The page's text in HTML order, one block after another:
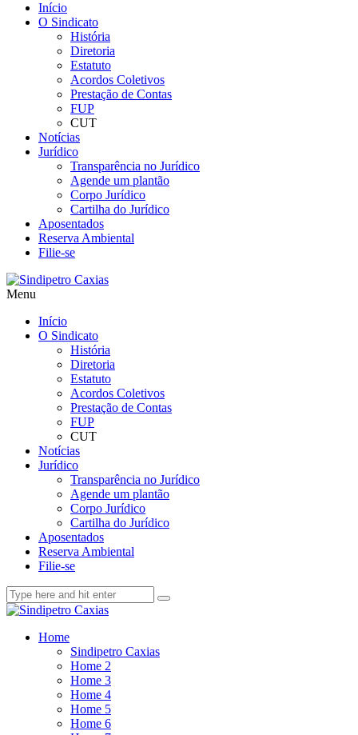
Início
O Sindicato
História
Diretoria
Estatuto
Acordos Coletivos
Prestação de Contas
FUP
CUT
Notícias
Jurídico
Transparência no Jurídico
Agende um plantão
Corpo Jurídico
Cartilha do Jurídico
Aposentados
Reserva Ambiental
Filie-se
Menu
Início
O Sindicato
História
Diretoria
Estatuto
Acordos Coletivos
Prestação de Contas
FUP
CUT
Notícias
Jurídico
Transparência no Jurídico
Agende um plantão
Corpo Jurídico
Cartilha do Jurídico
Aposentados
Reserva Ambiental
Filie-se
Home
Sindipetro Caxias
Home 2
Home 3
Home 4
Home 5
Home 6